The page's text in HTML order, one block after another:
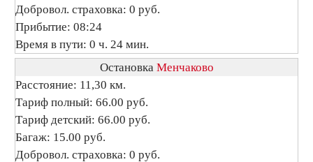
Добровол. страховка: 0 руб.
Прибытие: 08:24
Время в пути: 0 ч. 24 мин.
Остановка Менчаково
Расстояние: 11,30 км.
Тариф полный: 66.00 руб.
Тариф детский: 66.00 руб.
Багаж: 15.00 руб.
Добровол. страховка: 0 руб.